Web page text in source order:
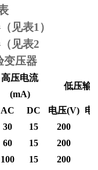
见表1）
见表2
变压器
高压电流
(mA)
低压输
AC DC 电压(V) 电
30 15 200
60 15 200
100 15 200